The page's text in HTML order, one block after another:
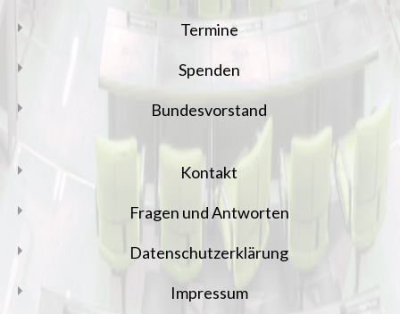
Termine
Spenden
Bundesvorstand
Kontakt
Fragen und Antworten
Datenschutzerklärung
Impressum